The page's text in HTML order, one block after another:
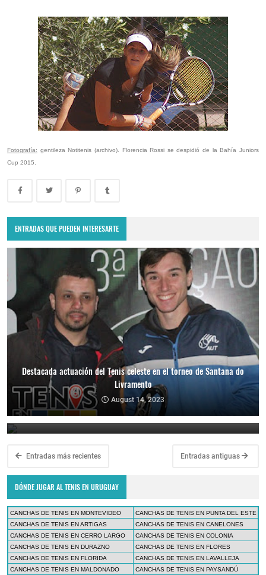
Fotografía: gentileza Notitenis (archivo). Florencia Rossi se despidió de la Bahía Juniors
Cup 2015.
ENTRADAS QUE PUEDEN INTERESARTE
Destacada actuación del Tenis celeste en el torneo de Santana do
Livramento
August 14, 2023
Los tenistas uruguayos volvieron a dejar su marca en el torneo de
Santana do Livramento
November 29, 2022
Entradas más recientes Entradas antiguas
DÓNDE JUGAR AL TENIS EN URUGUAY
CANCHAS DE TENIS EN MONTEVIDEO
CANCHAS DE TENIS EN PUNTA DEL ESTE
CANCHAS DE TENIS EN ARTIGAS
CANCHAS DE TENIS EN CANELONES
CANCHAS DE TENIS EN CERRO LARGO
CANCHAS DE TENIS EN COLONIA
CANCHAS DE TENIS EN DURAZNO
CANCHAS DE TENIS EN FLORES
CANCHAS DE TENIS EN FLORIDA
CANCHAS DE TENIS EN LAVALLEJA
CANCHAS DE TENIS EN MALDONADO
CANCHAS DE TENIS EN PAYSANDÚ